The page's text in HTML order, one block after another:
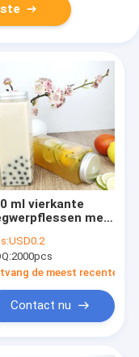
ml vierkante
met
bestemde
containers
dranken, olie,
USD0.2
2000pcs
de meest recente
Contact nu